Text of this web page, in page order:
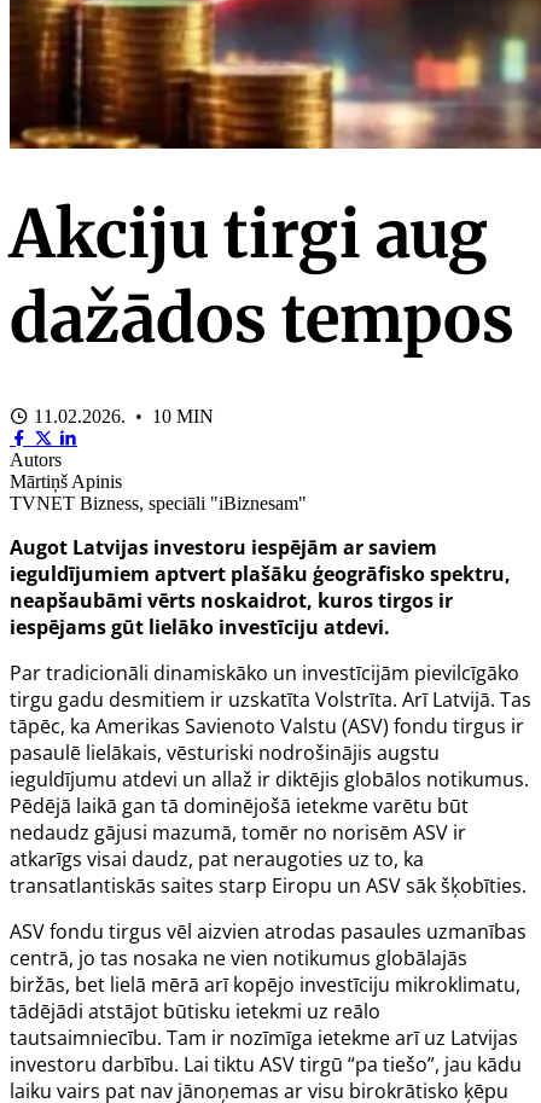
Akciju tirgi aug
dažādos tempos
11.02.2026. • 10 MIN
Autors
Mārtiņš Apinis
TVNET Bizness, speciāli "iBiznesam"
Augot Latvijas investoru iespējām ar saviem
ieguldījumiem aptvert plašāku ģeogrāfisko spektru,
neapšaubāmi vērts noskaidrot, kuros tirgos ir
iespējams gūt lielāko investīciju atdevi.
Par tradicionāli dinamiskāko un investīcijām pievilcīgāko
tirgu gadu desmitiem ir uzskatīta Volstrīta. Arī Latvijā. Tas
tāpēc, ka Amerikas Savienoto Valstu (ASV) fondu tirgus ir
pasaulē lielākais, vēsturiski nodrošinājis augstu
ieguldījumu atdevi un allaž ir diktējis globālos notikumus.
Pēdējā laikā gan tā dominējošā ietekme varētu būt
nedaudz gājusi mazumā, tomēr no norisēm ASV ir
atkarīgs visai daudz, pat neraugoties uz to, ka
transatlantiskās saites starp Eiropu un ASV sāk šķobīties.
ASV fondu tirgus vēl aizvien atrodas pasaules uzmanības
centrā, jo tas nosaka ne vien notikumus globālajās
biržās, bet lielā mērā arī kopējo investīciju mikroklimatu,
tādējādi atstājot būtisku ietekmi uz reālo
tautsaimniecību. Tam ir nozīmīga ietekme arī uz Latvijas
investoru darbību. Lai tiktu ASV tirgū “pa tiešo”, jau kādu
laiku vairs pat nav jānoņemas ar visu birokrātisko ķēpu